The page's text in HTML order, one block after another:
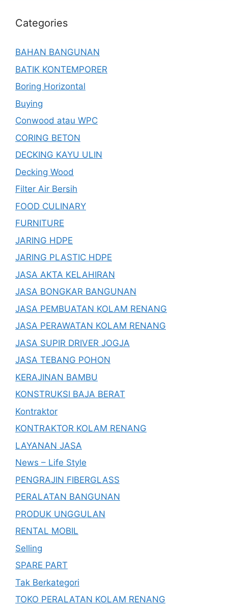
Categories
BAHAN BANGUNAN
BATIK KONTEMPORER
Boring Horizontal
Buying
Conwood atau WPC
CORING BETON
DECKING KAYU ULIN
Decking Wood
Filter Air Bersih
FOOD CULINARY
FURNITURE
JARING HDPE
JARING PLASTIC HDPE
JASA AKTA KELAHIRAN
JASA BONGKAR BANGUNAN
JASA PEMBUATAN KOLAM RENANG
JASA PERAWATAN KOLAM RENANG
JASA SUPIR DRIVER JOGJA
JASA TEBANG POHON
KERAJINAN BAMBU
KONSTRUKSI BAJA BERAT
Kontraktor
KONTRAKTOR KOLAM RENANG
LAYANAN JASA
News – Life Style
PENGRAJIN FIBERGLASS
PERALATAN BANGUNAN
PRODUK UNGGULAN
RENTAL MOBIL
Selling
SPARE PART
Tak Berkategori
TOKO PERALATAN KOLAM RENANG